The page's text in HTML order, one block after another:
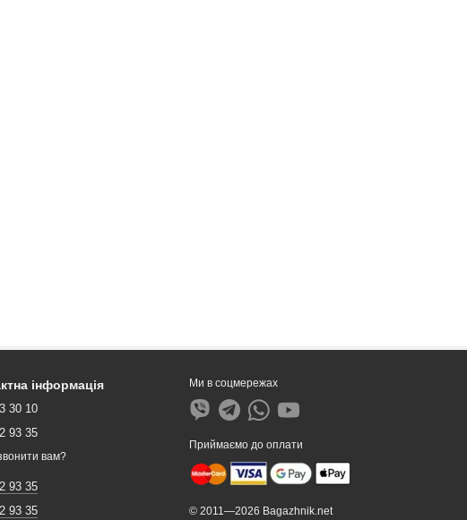
інформація
30 10
93 35
вам?
93 35
93 35
Ми в соцмережах
Приймаємо до оплати
© 2011—2026 Bagazhnik.net